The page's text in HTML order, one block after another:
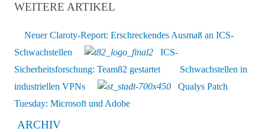
WEITERE ARTIKEL
Neuer Claroty-Report: Erschreckendes Ausmaß an ICS-
Schwachstellen
ICS-
Sicherheitsforschung: Team82 gestartet
Schwachstellen in
industriellen VPNs
Qualys Patch
Tuesday: Microsoft und Adobe
ARCHIV